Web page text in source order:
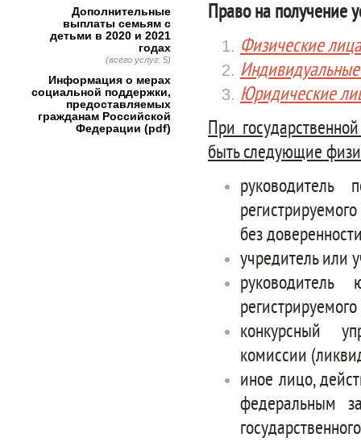
Право на получение
Физические лица
Юридические
При
быть следующие
руководитель
без
учредитель или
руководитель
конкурсный
комиссии
иное лицо,
федеральным
Дополнительные
выплаты семьям с
детьми в 2020 и 2021
годах
(всего услуг: 5)
Информация о мерах
социальной поддержки,
предоставляемых
гражданам Российской
Федерации (pdf)